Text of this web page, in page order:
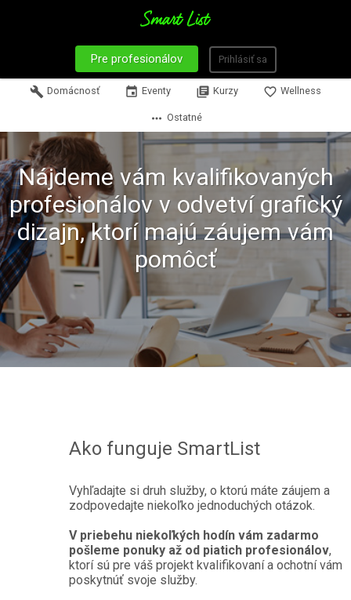
Pre profesionálov Prihlásiť sa
build Domácnosť event Eventy library_books Kurzy favorite_border Wellness
more_horiz Ostatné
Nájdeme vám kvalifikovaných
profesionálov v odvetví grafický
dizajn, ktorí majú záujem vám
pomôcť
Ako funguje SmartList
Vyhľadajte si druh služby, o ktorú máte záujem a
zodpovedajte niekoľko jednoduchých otázok.
V priebehu niekoľkých hodín vám zadarmo
pošleme ponuky až od piatich profesionálov,
ktorí sú pre váš projekt kvalifikovaní a ochotní vám
poskytnúť svoje služby.